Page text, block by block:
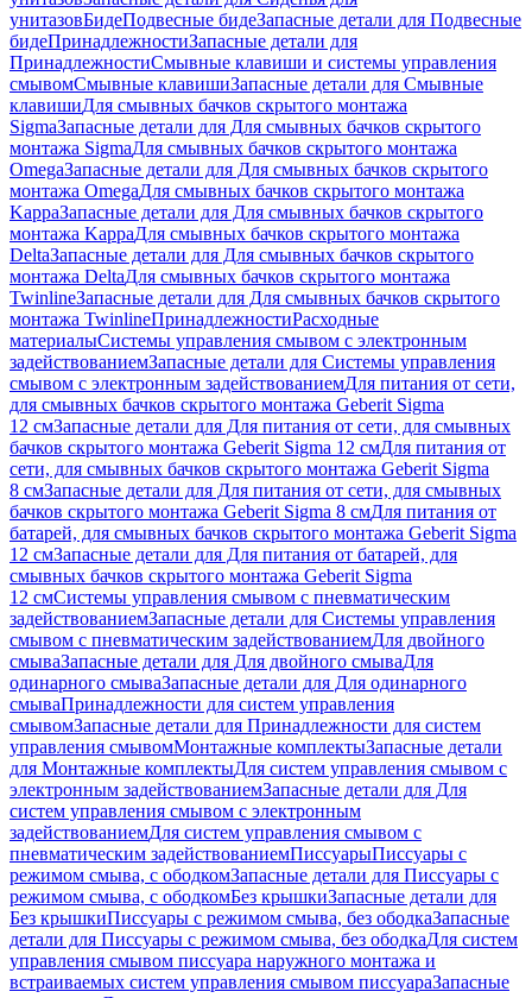
унитазовБидеПодвесные бидеЗапасные детали для Подвесные
бидеПринадлежностиЗапасные детали для
ПринадлежностиСмывные клавиши и системы управления
смывомСмывные клавишиЗапасные детали для Смывные
клавишиДля смывных бачков скрытого монтажа
SigmaЗапасные детали для Для смывных бачков скрытого
монтажа SigmaДля смывных бачков скрытого монтажа
OmegaЗапасные детали для Для смывных бачков скрытого
монтажа OmegaДля смывных бачков скрытого монтажа
KappaЗапасные детали для Для смывных бачков скрытого
монтажа KappaДля смывных бачков скрытого монтажа
DeltaЗапасные детали для Для смывных бачков скрытого
монтажа DeltaДля смывных бачков скрытого монтажа
TwinlineЗапасные детали для Для смывных бачков скрытого
монтажа TwinlineПринадлежностиРасходные
материалыСистемы управления смывом с электронным
задействованиемЗапасные детали для Системы управления
смывом с электронным задействованиемДля питания от сети,
для смывных бачков скрытого монтажа Geberit Sigma
12 смЗапасные детали для Для питания от сети, для смывных
бачков скрытого монтажа Geberit Sigma 12 смДля питания от
сети, для смывных бачков скрытого монтажа Geberit Sigma
8 смЗапасные детали для Для питания от сети, для смывных
бачков скрытого монтажа Geberit Sigma 8 смДля питания от
батарей, для смывных бачков скрытого монтажа Geberit Sigma
12 смЗапасные детали для Для питания от батарей, для
смывных бачков скрытого монтажа Geberit Sigma
12 смСистемы управления смывом с пневматическим
задействованиемЗапасные детали для Системы управления
смывом с пневматическим задействованиемДля двойного
смываЗапасные детали для Для двойного смываДля
одинарного смываЗапасные детали для Для одинарного
смываПринадлежности для систем управления
смывомЗапасные детали для Принадлежности для систем
управления смывомМонтажные комплектыЗапасные детали
для Монтажные комплектыДля систем управления смывом с
электронным задействованиемЗапасные детали для Для
систем управления смывом с электронным
задействованиемДля систем управления смывом с
пневматическим задействованиемПиссуарыПиссуары с
режимом смыва, с ободкомЗапасные детали для Писсуары с
режимом смыва, с ободкомБез крышкиЗапасные детали для
Без крышкиПиссуары с режимом смыва, без ободкаЗапасные
детали для Писсуары с режимом смыва, без ободкаДля систем
управления смывом писсуара наружного монтажа и
встраиваемых систем управления смывом писсуараЗапасные